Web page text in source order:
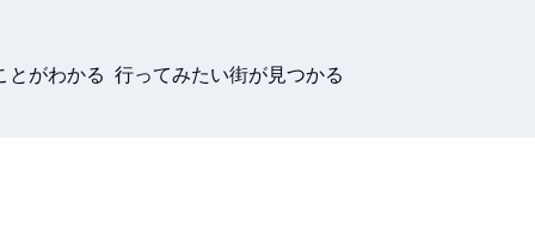
とがわかる 行ってみたい街が見つかる